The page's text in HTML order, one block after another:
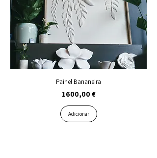
Painel Bananeira
Preço
1600,00 €
Adicionar